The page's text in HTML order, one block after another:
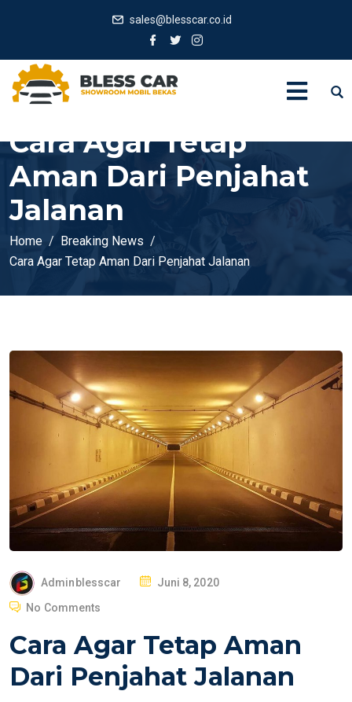
sales@blesscar.co.id
Cara Agar Tetap
Aman Dari Penjahat
Jalanan
Home
Breaking News
Cara Agar Tetap Aman Dari Penjahat Jalanan
Adminblesscar
T
Juni 8, 2020
No Comments
Cara Agar Tetap Aman
Dari Penjahat Jalanan